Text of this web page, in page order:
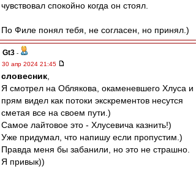
чувствовал спокойно когда он стоял.
По Филе понял тебя, не согласен, но принял.)
Gt3 -
30 апр 2024 21:45
словесник
Я смотрел на Облякова, окаменевшего Хлуса и
прям видел как потоки экскрементов несутся
сметая все на своем пути.)
Самое лайтовое это - Хлусевича казнить!)
Уже придумал, что напишу если пропустим.)
Правда меня бы забанили, но это не страшно.
Я привык))